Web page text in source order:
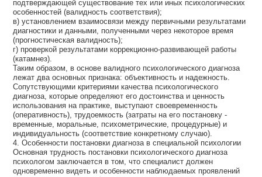
подтверждающей существование тех или иных психологических
особенностей (валидность соответствия);
в) установлением взаимосвязи между первичными результатами
диагностики и данными, полученными через некоторое время
(прогностическая валидность);
г) проверкой результатами коррекционно-развивающей работы
(катамнез).
Таким образом, в основе валидного психологического диагноза
лежат два основных признака: объективность и надежность.
Сопутствующими критериями качества психологического
диагноза, которые определяют его достоинства и ценность
использования на практике, выступают своевременность
(оперативность), трудоемкость (затраты на его постановку -
временные, моральные, психометрические, процедурные) и
индивидуальность (соответствие конкретному случаю).
4. Особенности постановки диагноза в специальной психологии
Основная трудность постановки психологического диагноза
психологом заключается в том, что специалист должен
одновременно видеть и особенности наблюдаемых проявлений